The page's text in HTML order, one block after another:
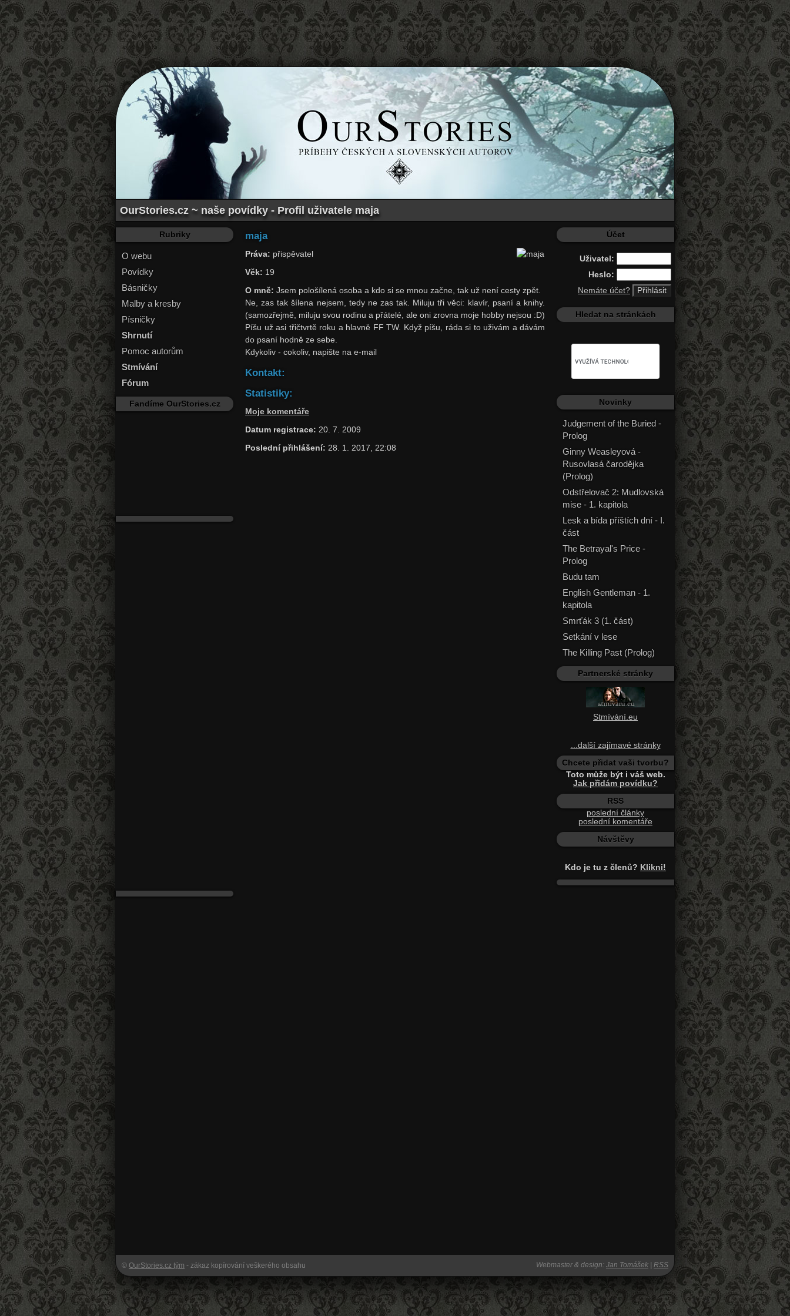
OurStories.cz ~ naše povídky - Profil uživatele maja
Rubriky
O webu
Povídky
Básničky
Malby a kresby
Písničky
Shrnutí
Pomoc autorům
Stmívání
Fórum
Fandíme OurStories.cz
maja
Práva: přispěvatel
Věk: 19
O mně: Jsem pološílená osoba a kdo si se mnou začne, tak už není cesty zpět.
Ne, zas tak šílena nejsem, tedy ne zas tak. Miluju tři věci: klavír, psaní a knihy.
(samozřejmě, miluju svou rodinu a přátelé, ale oni zrovna moje hobby nejsou :D)
Píšu už asi třičtvrtě roku a hlavně FF TW. Když píšu, ráda si to uživám a dávám
do psaní hodně ze sebe.
Kdykoliv - cokoliv, napište na e-mail
Kontakt:
Statistiky:
Moje komentáře
Datum registrace: 20. 7. 2009
Poslední přihlášení: 28. 1. 2017, 22:08
Účet
Uživatel:
Heslo:
Nemáte účet?
Hledat na stránkách
Novinky
Judgement of the Buried -
Prolog
Ginny Weasleyová -
Rusovlasá čarodějka
(Prolog)
Odstřelovač 2: Mudlovská
mise - 1. kapitola
Lesk a bída příštích dní - I.
část
The Betrayal's Price -
Prolog
Budu tam
English Gentleman - 1.
kapitola
Smrťák 3 (1. část)
Setkání v lese
The Killing Past (Prolog)
Partnerské stránky
Stmívání.eu
...další zajímavé stránky
Chcete přidat vaši tvorbu?
Toto může být i váš web.
Jak přidám povídku?
RSS
poslední články
poslední komentáře
Návštěvy
Kdo je tu z členů? Klikni!
© OurStories.cz tým - zákaz kopírování veškerého obsahu Webmaster & design: Jan Tomášek RSS